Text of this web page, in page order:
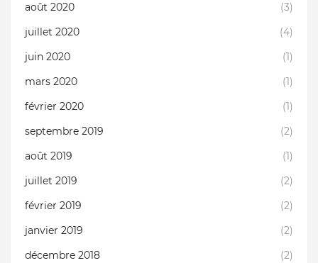
août 2020
(3)
juillet 2020
(4)
juin 2020
(1)
mars 2020
(1)
février 2020
(1)
septembre 2019
(2)
août 2019
(1)
juillet 2019
(2)
février 2019
(2)
janvier 2019
(2)
décembre 2018
(2)